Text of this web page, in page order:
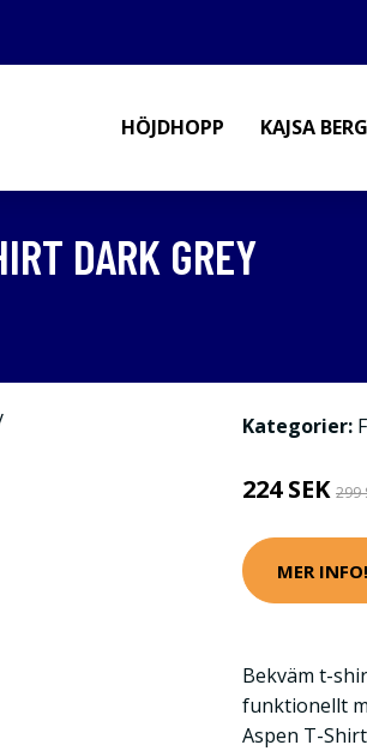
HÖJDHOPP KAJSA
DARK GREY
Kategorier:
224 SEK 299
MER INFO!
Bekväm t-
funktionellt
Aspen T-